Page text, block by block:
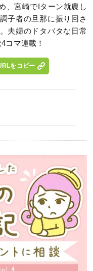
、宮崎でIターン就農し
子者の旦那に振り回さ
夫婦のドタバタな日常
コマ連載！
をコピー